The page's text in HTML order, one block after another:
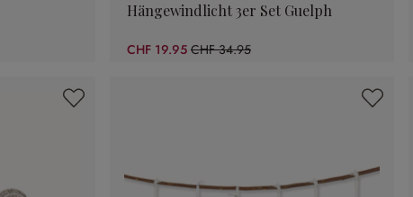
Hängewindlicht 3er Set Guelph
CHF 19.95 CHF 34.95
(42.92% gespart)